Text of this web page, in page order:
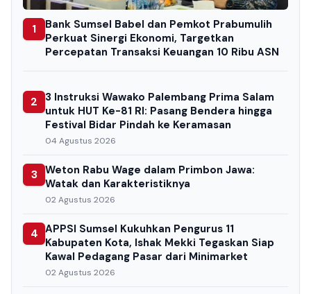
1
Bank Sumsel Babel dan Pemkot Prabumulih
Perkuat Sinergi Ekonomi, Targetkan
Percepatan Transaksi Keuangan 10 Ribu ASN
2
3 Instruksi Wawako Palembang Prima Salam
untuk HUT Ke-81 RI: Pasang Bendera hingga
Festival Bidar Pindah ke Keramasan
04 Agustus 2026
3 Weton Rabu Wage dalam Primbon Jawa:
Watak dan Karakteristiknya
02 Agustus 2026
4 APPSI Sumsel Kukuhkan Pengurus 11
Kabupaten Kota, Ishak Mekki Tegaskan Siap
Kawal Pedagang Pasar dari Minimarket
02 Agustus 2026